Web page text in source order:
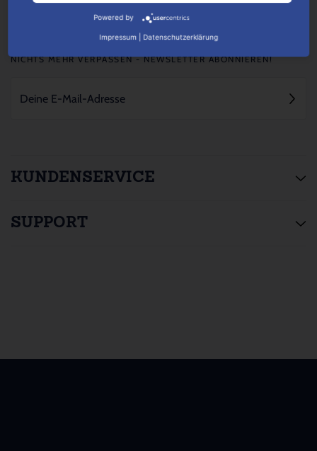
KUNDENSERVICE
SUPPORT
NICHTS MEHR VERPASSEN - NEWSLETTER ABONNIEREN!
Powered by
Impressum Datenschutzerklärung